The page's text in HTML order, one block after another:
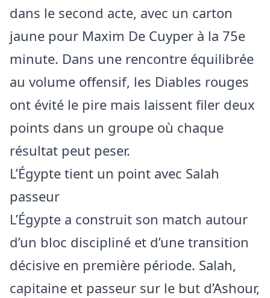
dans le second acte, avec un carton
jaune pour Maxim De Cuyper à la 75e
minute. Dans une rencontre équilibrée
au volume offensif, les Diables rouges
ont évité le pire mais laissent filer deux
points dans un groupe où chaque
résultat peut peser.
L’Égypte tient un point avec Salah
passeur
L’Égypte a construit son match autour
d’un bloc discipliné et d’une transition
décisive en première période. Salah,
capitaine et passeur sur le but d’Ashour,